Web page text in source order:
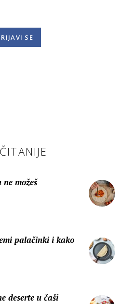
SE
možeš
palačinki i kako
deserte u čaši